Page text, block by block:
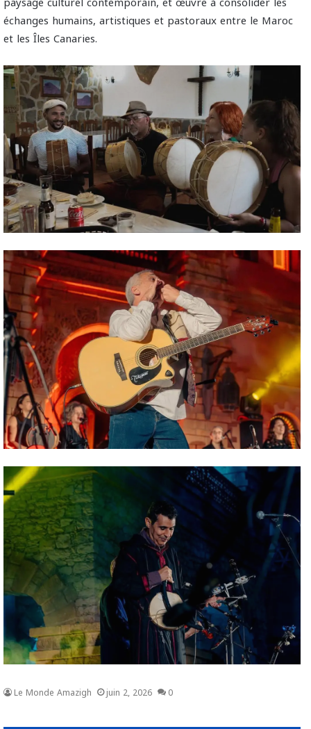
échanges humains, artistiques et pastoraux entre le Maroc
et les Îles Canaries.
Le Monde Amazigh juin 2, 2026 0